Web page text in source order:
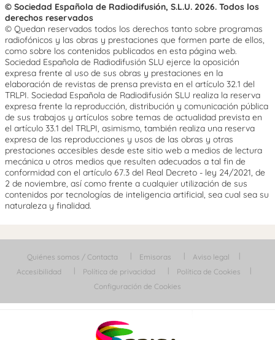
© Sociedad Española de Radiodifusión, S.L.U. 2026. Todos los
derechos reservados
© Quedan reservados todos los derechos tanto sobre programas
radiofónicos y las obras y prestaciones que formen parte de ellos,
como sobre los contenidos publicados en esta página web.
Sociedad Española de Radiodifusión SLU ejerce la oposición
expresa frente al uso de sus obras y prestaciones en la
elaboración de revistas de prensa prevista en el artículo 32.1 del
TRLPI. Sociedad Española de Radiodifusión SLU realiza la reserva
expresa frente la reproducción, distribución y comunicación pública
de sus trabajos y artículos sobre temas de actualidad prevista en
el artículo 33.1 del TRLPI, asimismo, también realiza una reserva
expresa de las reproducciones y usos de las obras y otras
prestaciones accesibles desde este sitio web a medios de lectura
mecánica u otros medios que resulten adecuados a tal fin de
conformidad con el artículo 67.3 del Real Decreto - ley 24/2021, de
2 de noviembre, así como frente a cualquier utilización de sus
contenidos por tecnologías de inteligencia artificial, sea cual sea su
naturaleza y finalidad.
Quiénes somos / Contacta Emisoras
Aviso legal
Accesibilidad
Política de privacidad
Política de Cookies
Configuración de Cookies